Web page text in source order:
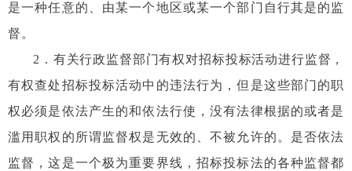
是一种任意的、由某一个地区或某一个部门自行其是的监
督。
2 ．有关行政监督部门有权对招标投标活动进行监督，
有权查处招标投标活动中的违法行为，但是这些部门的职
权必须是依法产生的和依法行使，没有法律根据的或者是
滥用职权的所谓监督权是无效的、不被允许的。是否依法
监督，这是一个极为重要界线，招标投标法的各种监督都